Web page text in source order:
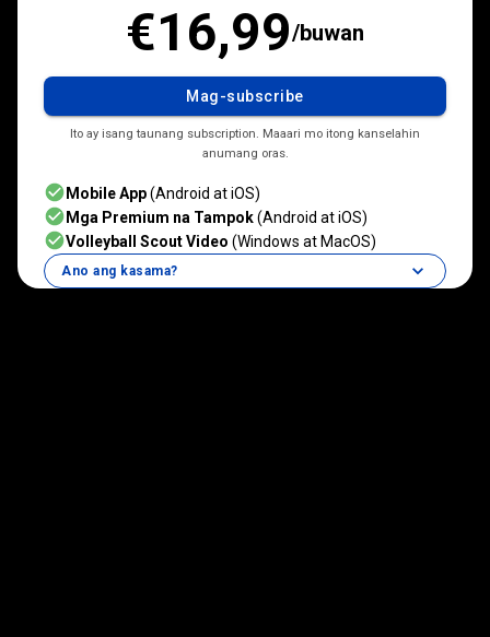
€16,99/buwan
Mag-subscribe
Ito ay isang taunang subscription. Maaari mo itong kanselahin
anumang oras.
Mobile App(Android at iOS)
Mga Premium na Tampok(Android at iOS)
Volleyball Scout Video (Windows at MacOS)
Ano ang kasama?